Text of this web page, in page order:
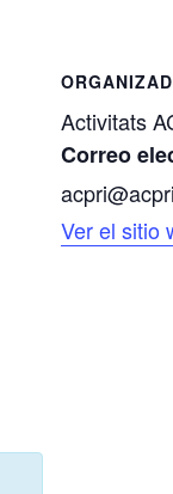
Activitats
Correo
Ver el sitio